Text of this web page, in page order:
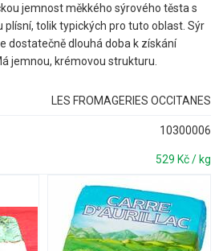
jemnost měkkého sýrového těsta s
tolik typických pro tuto oblast. Sýr
dostatečně dlouhá doba k získání
jemnou, krémovou strukturu.
LES FROMAGERIES OCCITANES
10300006
529 Kč / kg